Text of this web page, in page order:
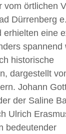
vom örtlichen
Dürrenberg
erhielten eine
spannend
historische
dargestellt
Johann
der Saline
Ulrich
bedeutender